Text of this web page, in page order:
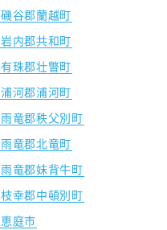
磯谷郡蘭越町
岩内郡共和町
有珠郡壮瞥町
浦河郡浦河町
雨竜郡秩父別町
雨竜郡北竜町
雨竜郡妹背牛町
枝幸郡中頓別町
恵庭市